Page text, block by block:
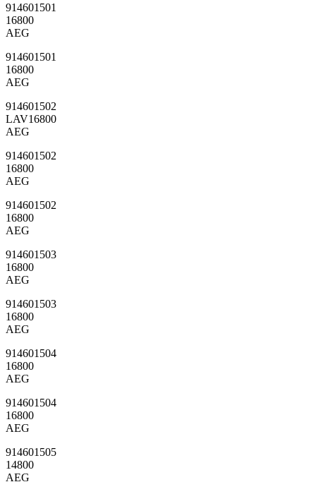
914601501
16800
AEG
914601501
16800
AEG
914601502
LAV16800
AEG
914601502
16800
AEG
914601502
16800
AEG
914601503
16800
AEG
914601503
16800
AEG
914601504
16800
AEG
914601504
16800
AEG
914601505
14800
AEG